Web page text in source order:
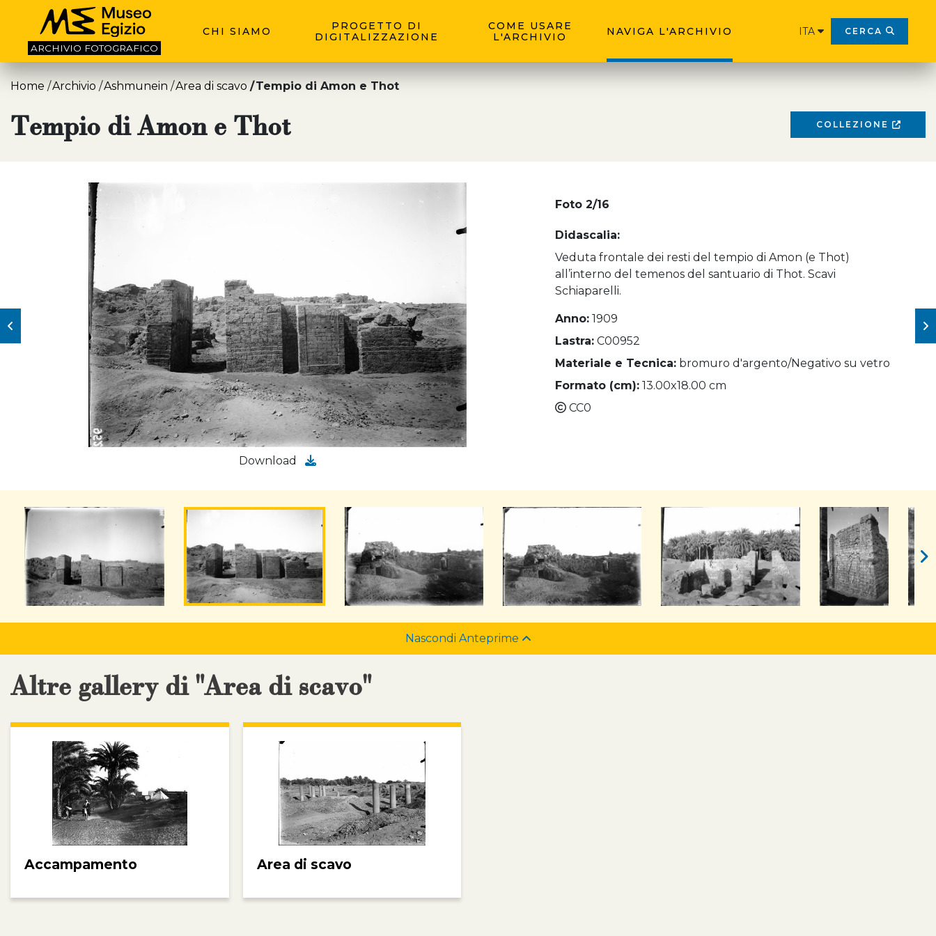
ARCHIVIO FOTOGRAFICO
CHI SIAMO
PROGETTO DI
DIGITALIZZAZIONE
COME USARE
L'ARCHIVIO
NAVIGA L'ARCHIVIO ITA CERCA
Home Archivio Ashmunein Area di scavo Tempio di Amon e Thot
COLLEZIONE
Tempio di Amon e Thot
Download
Foto 2/16
Didascalia:
Veduta frontale dei resti del tempio di Amon (e Thot)
all’interno del temenos del santuario di Thot. Scavi
Schiaparelli.
Anno: 1909
Lastra: C00952
Materiale e Tecnica: bromuro d'argento/Negativo su vetro
Formato (cm): 13.00x18.00 cm
CC0
Nascondi Anteprime
Altre gallery di "Area di scavo"
Accampamento Area di scavo